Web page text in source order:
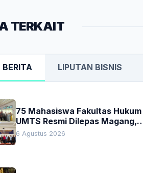
TERKAIT
BERITA LIPUTAN BISNIS
75 Mahasiswa Fakultas Hukum
UMTS Resmi Dilepas Magang,
Dekan Titip Empat Pesan
6 Agustus 2026